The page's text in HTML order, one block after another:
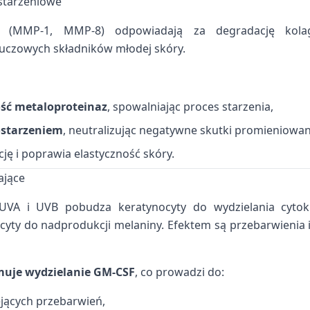
(MMP-1, MMP-8) odpowiadają za degradację
składników młodej skóry.
metaloproteinaz, spowalniając proces starzenia,
, neutralizując negatywne skutki
i poprawia elastyczność skóry.
i UVB pobudza keratynocyty do wydzielania
do nadprodukcji melaniny. Efektem są
wydzielanie GM-CSF, co prowadzi do:
przebarwień,